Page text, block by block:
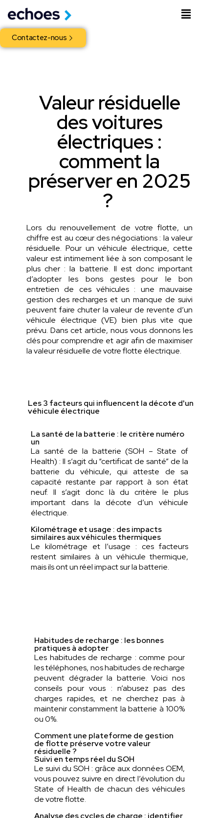
Contactez-nous
Valeur résiduelle
des voitures
électriques :
comment la
préserver en 2025
?
Lors du renouvellement de votre flotte, un
chiffre est au cœur des négociations : la valeur
résiduelle. Pour un véhicule électrique, cette
valeur est intimement liée à son composant le
plus cher : la batterie. Il est donc important
d’adopter les bons gestes pour le bon
entretien de ces véhicules : une mauvaise
gestion des recharges et un manque de suivi
peuvent faire chuter la valeur de revente d’un
véhicule électrique (VE) bien plus vite que
prévu. Dans cet article, nous vous donnons les
clés pour comprendre et agir afin de maximiser
la valeur résiduelle de votre flotte électrique.
Les 3 facteurs qui influencent la décote d'un
véhicule électrique
La santé de la batterie : le critère numéro
un
La santé de la batterie (SOH – State of
Health) : Il s’agit du “certificat de santé” de la
batterie du véhicule, qui atteste de sa
capacité restante par rapport à son état
neuf. Il s’agit donc là du critère le plus
important dans la décote d’un véhicule
électrique.
Kilométrage et usage : des impacts
similaires aux véhicules thermiques
Le kilométrage et l’usage : ces facteurs
restent similaires à un véhicule thermique,
mais ils ont un réel impact sur la batterie.
Habitudes de recharge : les bonnes
pratiques à adopter
Les habitudes de recharge : comme pour
les téléphones, nos habitudes de recharge
peuvent dégrader la batterie. Voici nos
conseils pour vous : n’abusez pas des
charges rapides, et ne cherchez pas à
maintenir constamment la batterie à 100%
ou 0%.
Comment une plateforme de gestion
de flotte préserve votre valeur
résiduelle ?
Suivi en temps réel du SOH
Le suivi du SOH : grâce aux données OEM,
vous pouvez suivre en direct l’évolution du
State of Health de chacun des véhicules
de votre flotte.
Analyse des cycles de charge : identifier